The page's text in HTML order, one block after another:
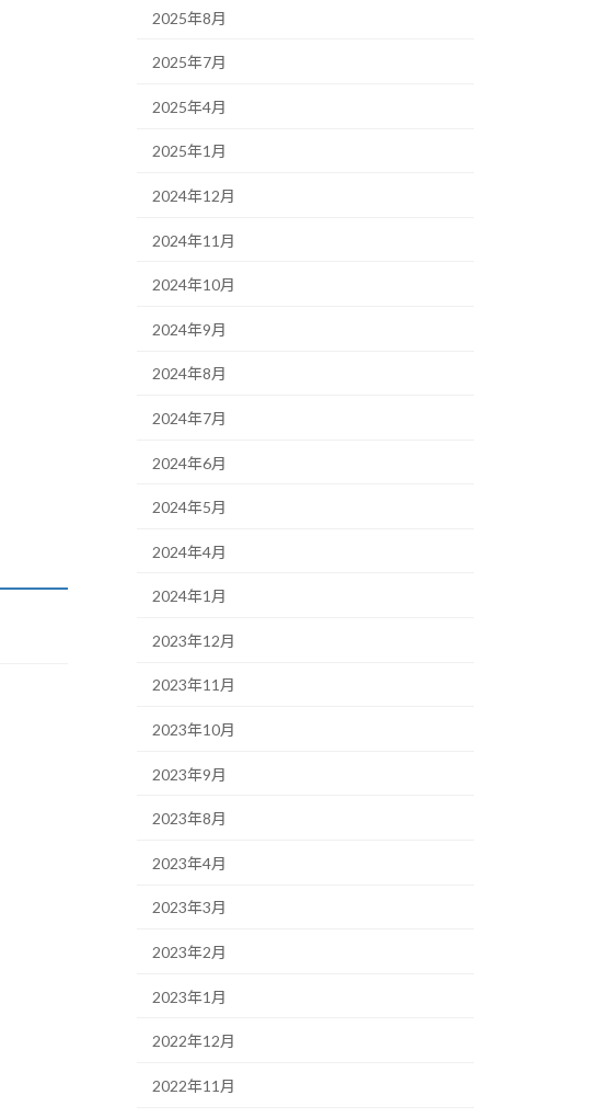
2025年8月
2025年7月
2025年4月
2025年1月
2024年12月
2024年11月
2024年10月
2024年9月
2024年8月
2024年7月
2024年6月
2024年5月
2024年4月
2024年1月
2023年12月
2023年11月
2023年10月
2023年9月
2023年8月
2023年4月
2023年3月
2023年2月
2023年1月
2022年12月
2022年11月